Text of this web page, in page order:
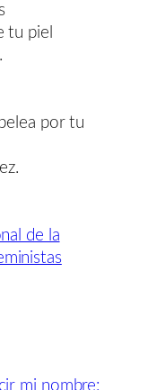
tu piel
por tu
de la
mi nombre: